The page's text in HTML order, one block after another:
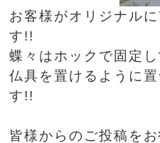
お客様がオリジナル
す!!
蝶々はホックで固定
仏具を置けるように
す!!
皆様からのご投稿を